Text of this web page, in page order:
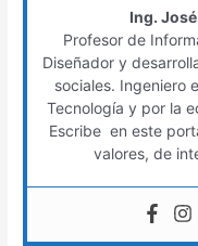
Ing.
Profesor de
Diseñador y
sociales. Ingeniero
Tecnología y por la
Escribe en este
valores, de